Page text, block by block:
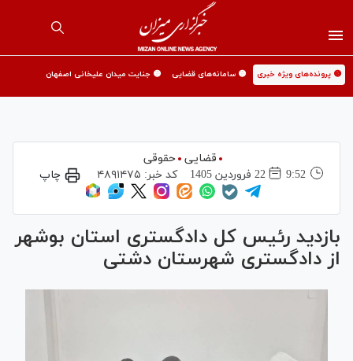
🟡 پرونده‌های ویژه خبری 🟡 سامانه‌های قضایی 🟡 جنایت میدان علیخانی اصفهان
قضایی حقوقی
9:52
22 فروردين 1405 کد خبر: ۴۸۹۱۴۷۵ چاپ
بازدید رئیس کل دادگستری استان بوشهر
از دادگستری شهرستان دشتی